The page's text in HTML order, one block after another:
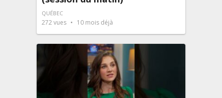
QUÉBEC
272vues 10 mois déjà